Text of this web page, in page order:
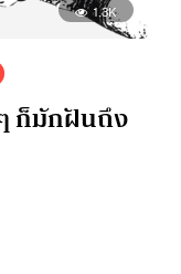
1.3K
ก็มักฝันถึง